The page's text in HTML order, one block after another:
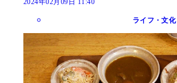
2024年02月09日 11:40
ライフ・文化